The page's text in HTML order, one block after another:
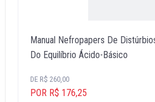
Manual Nefropapers De
Do Equilíbrio Ácido-Básico
DE R$ 260,00
POR R$ 176,25